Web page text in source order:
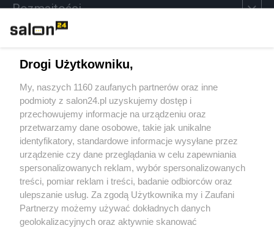
Rozmaitości
Sport
Społeczeństwo
Kultura
X Facebook Instagram Youtube
Drogi Użytkowniku,
My, naszych 1160 zaufanych partnerów oraz inne
podmioty z salon24.pl uzyskujemy dostęp i
przechowujemy informacje na urządzeniu oraz
przetwarzamy dane osobowe, takie jak unikalne
identyfikatory, standardowe informacje wysyłane przez
urządzenie czy dane przeglądania w celu zapewniania
spersonalizowanych reklam, wybór spersonalizowanych
treści, pomiar reklam i treści, badanie odbiorców oraz
ulepszanie usług. Za zgodą Użytkownika my i Zaufani
Partnerzy możemy używać dokładnych danych
geolokalizacyjnych oraz aktywnie skanować